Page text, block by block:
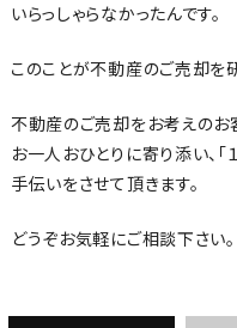
いらっしゃらなかったんです。
このことが不動産のご売却を
不動産のご売却をお考えのお
お一人おひとりに寄り添い、「
手伝いをさせて頂きます。
どうぞお気軽にご相談下さい。